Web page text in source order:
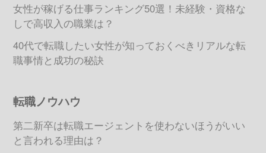
女性が稼げる仕事ランキング50選！未経験・資格な
しで高収入の職業は？
40代で転職したい女性が知っておくべきリアルな転
職事情と成功の秘訣
転職ノウハウ
第二新卒は転職エージェントを使わないほうがいい
と言われる理由は？